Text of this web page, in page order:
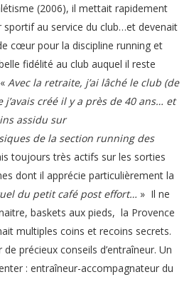
(2006), il mettait rapidement
sportif au service du club…et devenait
cœur pour la discipline running et
fidélité au club auquel il reste
Avec la retraite, j’ai lâché le club (de
j’avais créé il y a près de 40 ans… et
assidu sur
de la section running des
toujours très actifs sur les sorties
dont il apprécie particulièrement la
du petit café post effort… » Il ne
baskets aux pieds, la Provence
multiples coins et recoins secrets.
précieux conseils d’entraîneur. Un
: entraîneur-accompagnateur du